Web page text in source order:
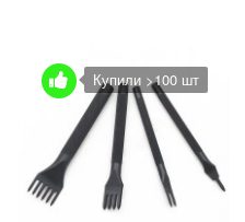
Купили >100 шт